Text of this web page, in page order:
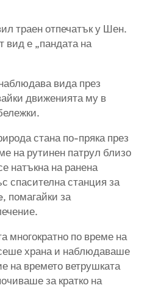
траен отпечатък у Шен.
вид е „пандата на
вида през
движенията му в
стана по-пряка през
на рутинен патрул близо
натъкна на ранена
спасителна станция за
помагайки за
многократно по време на
храна и наблюдаваше
на времето ветрушката
за кратко на